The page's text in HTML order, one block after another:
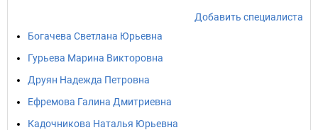
Добавить специалиста
Богачева Светлана Юрьевна
Гурьева Марина Викторовна
Друян Надежда Петровна
Ефремова Галина Дмитриевна
Кадочникова Наталья Юрьевна